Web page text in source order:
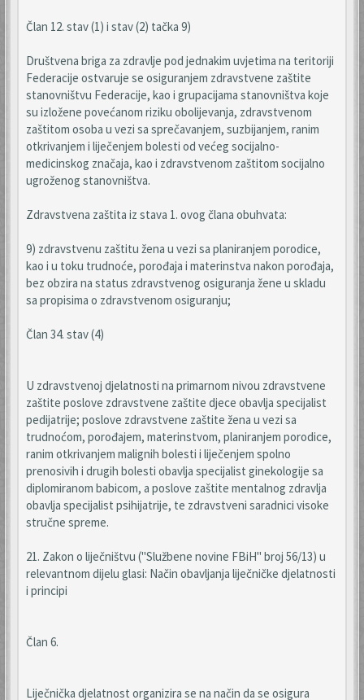
Član 12. stav (1) i stav (2) tačka 9)
Društvena briga za zdravlje pod jednakim uvjetima na teritoriji
Federacije ostvaruje se osiguranjem zdravstvene zaštite
stanovništvu Federacije, kao i grupacijama stanovništva koje
su izložene povećanom riziku obolijevanja, zdravstvenom
zaštitom osoba u vezi sa sprečavanjem, suzbijanjem, ranim
otkrivanjem i liječenjem bolesti od većeg socijalno-
medicinskog značaja, kao i zdravstvenom zaštitom socijalno
ugroženog stanovništva.
Zdravstvena zaštita iz stava 1. ovog člana obuhvata:
9) zdravstvenu zaštitu žena u vezi sa planiranjem porodice,
kao i u toku trudnoće, porođaja i materinstva nakon porođaja,
bez obzira na status zdravstvenog osiguranja žene u skladu
sa propisima o zdravstvenom osiguranju;
Član 34. stav (4)
U zdravstvenoj djelatnosti na primarnom nivou zdravstvene
zaštite poslove zdravstvene zaštite djece obavlja specijalist
pedijatrije; poslove zdravstvene zaštite žena u vezi sa
trudnoćom, porođajem, materinstvom, planiranjem porodice,
ranim otkrivanjem malignih bolesti i liječenjem spolno
prenosivih i drugih bolesti obavlja specijalist ginekologije sa
diplomiranom babicom, a poslove zaštite mentalnog zdravlja
obavlja specijalist psihijatrije, te zdravstveni saradnici visoke
stručne spreme.
21. Zakon o liječništvu ("Službene novine FBiH" broj 56/13) u
relevantnom dijelu glasi: Način obavljanja liječničke djelatnosti
i principi
Član 6.
Liječnička djelatnost organizira se na način da se osigura